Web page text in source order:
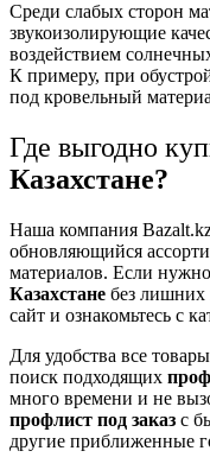
Среди слабых сторон
звукоизолирующие
воздействием
К примеру, при
под кровельный
Где выгодно
Казахстане?
Наша компания
обновляющийся
материалов. Если нужно
Казахстане без лишних
сайт и ознакомьтесь с
Для удобства все
поиск подходящих
много времени и не
профлист под заказ с
другие приближенные